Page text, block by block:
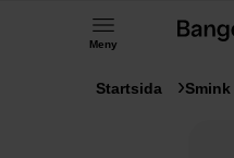
Meny
Startsida Smink